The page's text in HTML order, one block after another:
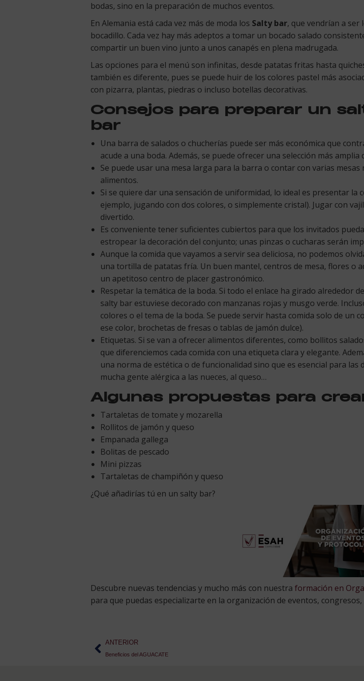
bodas, sino en la preparación de muchos eventos.
En Alemania está cada vez más de moda los Salty bar, que vendrían a ser
bocadillo. Cada vez hay más adeptos a tomar un bocado salado
compartir un buen vino junto a unos canapés en plena madrugada.
Las opciones para el menú son infinitas, desde patatas fritas hasta
también es diferente, pues se puede huir de los colores pastel más
con pizarra, plantas, piedras o incluso botellas decorativas.
Consejos para preparar un
bar
Una barra de salados o chucherías puede ser más económica que
acude a una boda. Además, se puede ofrecer una selección más
Se puede usar una mesa larga para la barra o contar con varias
alimentos.
Si se quiere dar una sensación de uniformidad, lo ideal es presentar
ejemplo, jugando con dos colores, o simplemente cristal). Jugar con
divertido.
Es conveniente tener suficientes cubiertos para que los invitados
estropear la decoración del conjunto; unas pinzas o cucharas serán
Aunque la comida que vayamos a servir sea deliciosa, no podemos
una tortilla de patatas fría. Un buen mantel, centros de mesa, flores o
un apetitoso centro de placer gastronómico.
Respetar la temática de la boda. Si todo el enlace ha girado alrededor
salty bar estuviese decorado con manzanas rojas y musgo verde.
colores o el tema de la boda. Se puede servir hasta comida solo de un
ese color, brochetas de fresas o tablas de jamón dulce).
Etiquetas. Si se van a ofrecer alimentos diferentes, como bollitos
que diferenciemos cada comida con una etiqueta clara y elegante.
una norma de estética o de funcionalidad sino que es esencial para
mucha gente alérgica a las nueces, al queso…
Algunas propuestas para
Tartaletas de tomate y mozarella
Rollitos de jamón y queso
Empanada gallega
Bolitas de pescado
Mini pizzas
Tartaletas de champiñón y queso
¿Qué añadirías tú en un salty bar?
Descubre nuevas tendencias y mucho más con nuestra formación en
para que puedas especializarte en la organización de eventos,
ANTERIOR
Beneficios del AGUACATE